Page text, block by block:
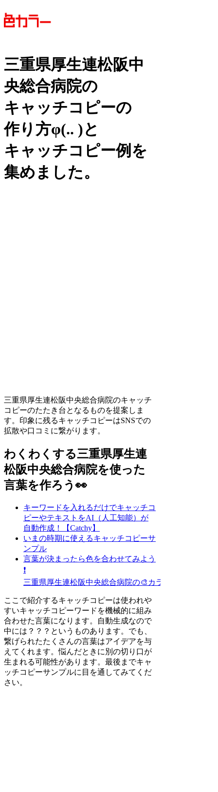
三重県厚生連松阪中
央総合病院の
キャッチコピーの
作り方φ(.. )と
キャッチコピー例を
集めました。
三重県厚生連松阪中央総合病院のキャッチ
コピーのたたき台となるものを提案しま
す。印象に残るキャッチコピーはSNSでの
拡散や口コミに繋がります。
わくわくする三重県厚生連
松阪中央総合病院を使った
言葉を作ろう👀
キーワードを入れるだけでキャッチコ
ピーやテキストをAI（人工知能）が
自動作成！【Catchy】
いまの時期に使えるキャッチコピーサ
ンプル
言葉が決まったら色を合わせてみよう
❗
三重県厚生連松阪中央総合病院の🎨カラーイメージ探し
ここで紹介するキャッチコピーは使われや
すいキャッチコピーワードを機械的に組み
合わせた言葉になります。自動生成なので
中には？？？というものあります。でも、
繋げられたたくさんの言葉はアイデアを与
えてくれます。悩んだときに別の切り口が
生まれる可能性があります。最後までキャ
ッチコピーサンプルに目を通してみてくだ
さい。